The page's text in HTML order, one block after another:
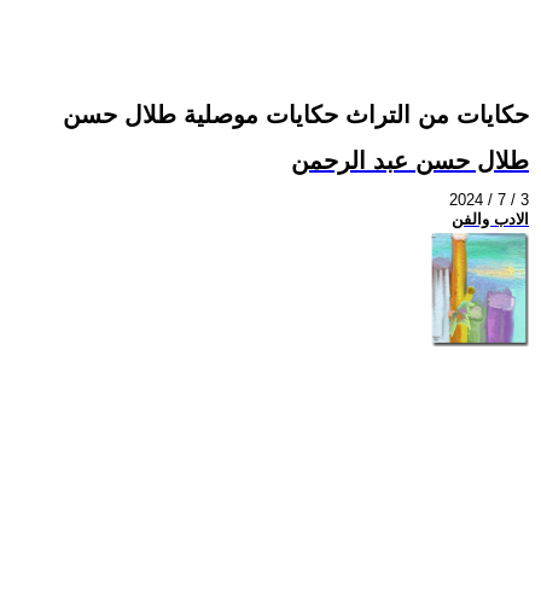
حكايات من التراث حكايات موصلية طلال حسن
طلال حسن عبد الرحمن
2024 / 7 / 3
الادب والفن